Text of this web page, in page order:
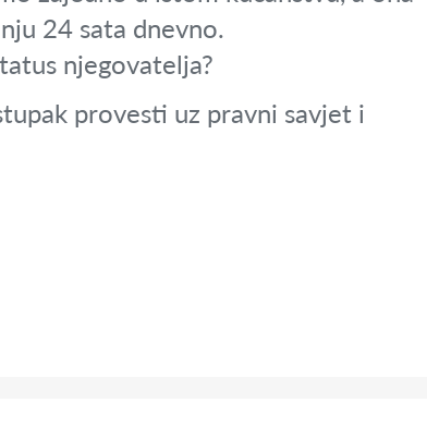
24 sata dnevno.
njegovatelja?
provesti uz pravni savjet i